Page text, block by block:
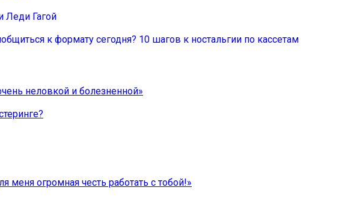
Леди Гагой
к формату сегодня? 10 шагов к ностальгии по кассетам
неловкой и болезненной»
меня огромная честь работать с тобой!»